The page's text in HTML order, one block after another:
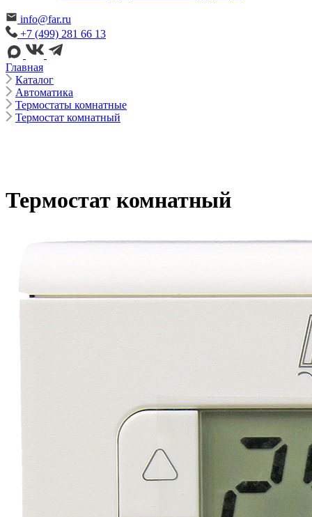
info@far.ru
+7 (499) 281 66 13
Главная
Каталог
Автоматика
Термостаты комнатные
Термостат комнатный
Термостат комнатный